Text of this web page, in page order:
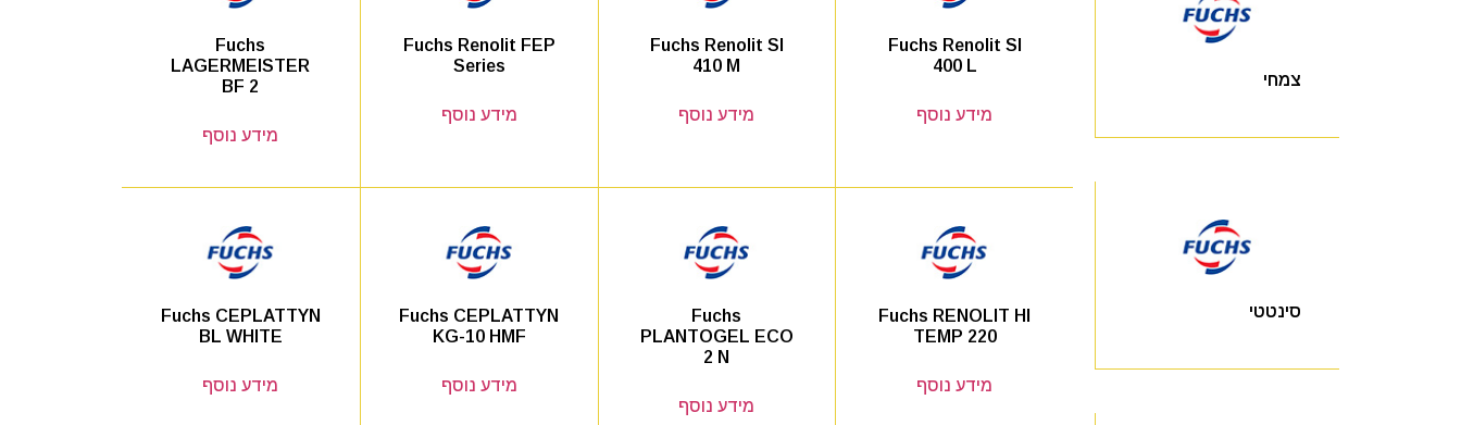
צמחי
סינטטי
Fuchs Renolit SI
400 L
מידע נוסף
Fuchs Renolit SI
410 M
מידע נוסף
Fuchs Renolit FEP
Series
מידע נוסף
Fuchs
LAGERMEISTER
BF 2
מידע נוסף
Fuchs RENOLIT HI
TEMP 220
מידע נוסף
Fuchs
PLANTOGEL ECO
2 N
מידע נוסף
Fuchs CEPLATTYN
KG-10 HMF
מידע נוסף
Fuchs CEPLATTYN
BL WHITE
מידע נוסף